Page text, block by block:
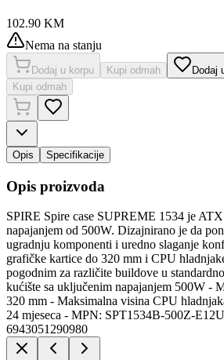
102.90 KM
Nema na stanju
Dodaj u korpu Kupi odmah
Dodaj
Kupi odmah
Opis Specifikacije
Opis proizvoda
SPIRE Spire case SUPREME 1534 je
napajanjem od 500W. Dizajnirano je da
ugradnju komponenti i uredno slaganje
grafičke kartice do 320 mm i CPU
pogodnim za različite buildove u
kućište sa uključenim napajanjem 500W -
320 mm - Maksimalna visina CPU
24 mjeseca - MPN: SPT1534B-500Z-
6943051290980